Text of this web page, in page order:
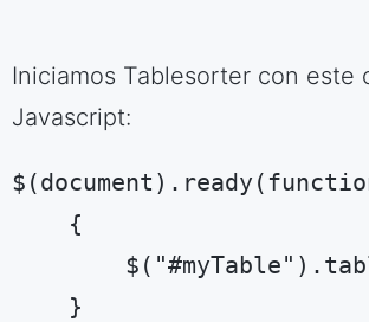
Iniciamos Tablesorter con este
Javascript:
    {
    }